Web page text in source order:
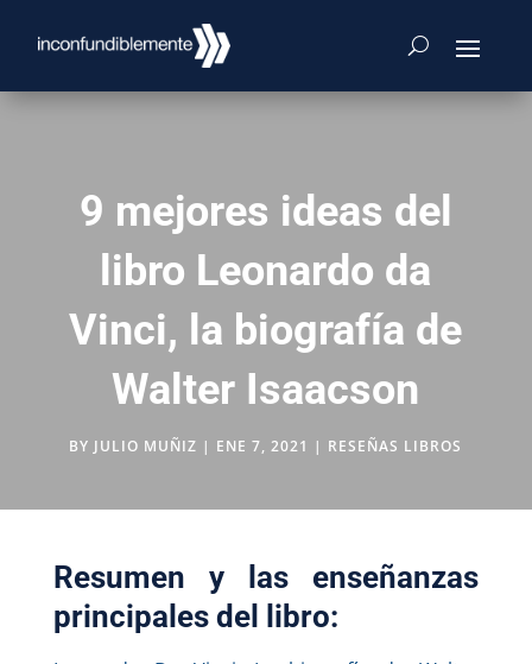
9 mejores ideas del
libro Leonardo da
Vinci, la biografía de
Walter Isaacson
BY JULIO MUÑIZ | ENE 7, 2021 | RESEÑAS LIBROS
Resumen y las enseñanzas
principales del libro: